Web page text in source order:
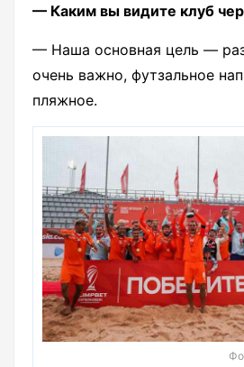
— Каким вы видите клуб
— Наша основная цель —
очень важно, футзальное
пляжное.